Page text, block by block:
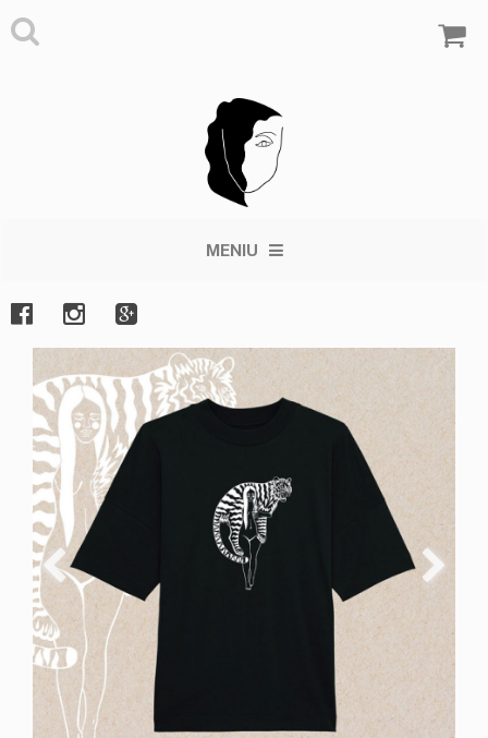
MENIU